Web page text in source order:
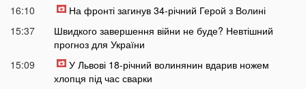
16:10
На фронті загинув 34-річний Герой з Волині
15:37
Швидкого завершення війни не буде? Невтішний
прогноз для України
15:09
У Львові 18-річний волинянин вдарив ножем
хлопця під час сварки